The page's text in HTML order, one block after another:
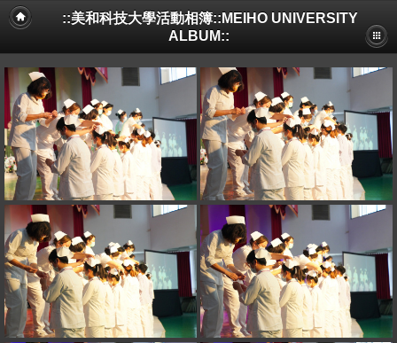
::美和科技大學活動相簿::MEIHO UNIVERSITY
ALBUM::